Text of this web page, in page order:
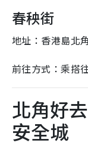
春秧街
地址：香港島北
前往方式：乘搭
北角好
安全城